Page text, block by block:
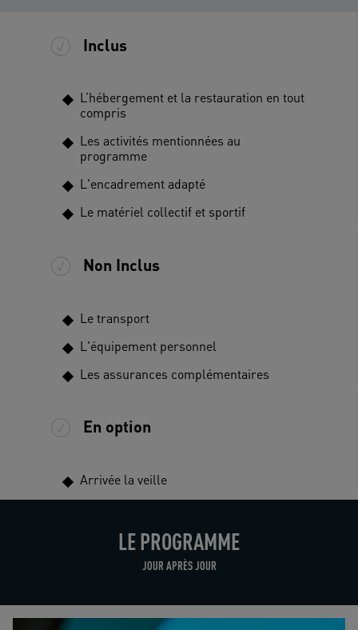
Inclus
L’hébergement et la restauration en tout
compris
Les activités mentionnées au
programme
L'encadrement adapté
Le matériel collectif et sportif
Non Inclus
Le transport
L'équipement personnel
Les assurances complémentaires
En option
Arrivée la veille
LE PROGRAMME
JOUR APRÈS JOUR